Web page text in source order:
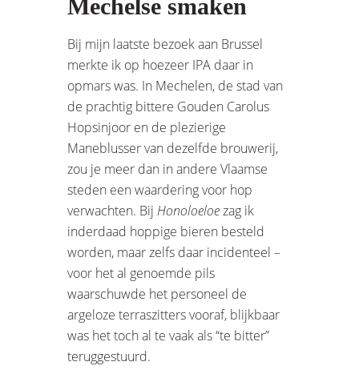
Mechelse smaken
Bij mijn laatste bezoek aan Brussel
merkte ik op hoezeer IPA daar in
opmars was. In Mechelen, de stad van
de prachtig bittere Gouden Carolus
Hopsinjoor en de plezierige
Maneblusser van dezelfde brouwerij,
zou je meer dan in andere Vlaamse
steden een waardering voor hop
verwachten. Bij Honoloeloezag ik
inderdaad hoppige bieren besteld
worden, maar zelfs daar incidenteel –
voor het al genoemde pils
waarschuwde het personeel de
argeloze terraszitters vooraf, blijkbaar
was het toch al te vaak als “te bitter”
teruggestuurd.